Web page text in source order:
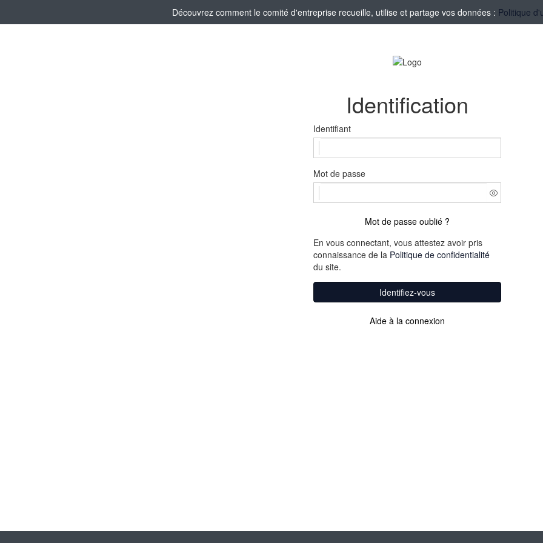
Découvrez comment le comité d'entreprise recueille, utilise et partage vos données : Politique
Identification
Identifiant
Mot de passe
Mot de passe oublié ?
En vous connectant, vous attestez avoir pris
connaissance de la Politique de confidentialité
du site.
Identifiez-vous
Aide à la connexion